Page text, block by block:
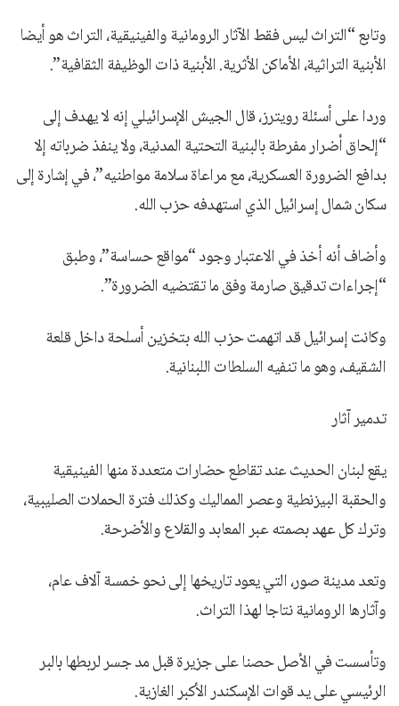
وتابع “التراث ليس فقط الآثار الرومانية والفينيقية، التراث هو أيضا
الأبنية التراثية، الأماكن الأثرية. الأبنية ذات الوظيفة الثقافية”.
وردا على أسئلة رويترز، قال الجيش الإسرائيلي إنه لا يهدف إلى
“إلحاق أضرار مفرطة بالبنية التحتية المدنية، ولا ينفذ ضرباته إلا
بدافع الضرورة العسكرية، مع مراعاة سلامة مواطنيه”، في إشارة إلى
سكان شمال إسرائيل الذي استهدفه حزب الله.
وأضاف أنه أخذ في الاعتبار وجود “مواقع حساسة”، وطبق
“إجراءات تدقيق صارمة وفق ما تقتضيه الضرورة”.
وكانت إسرائيل قد اتهمت حزب الله بتخزين أسلحة داخل قلعة
الشقيف، وهو ما تنفيه السلطات اللبنانية.
تدمير آثار
يقع لبنان الحديث عند تقاطع حضارات متعددة منها الفينيقية
والحقبة البيزنطية وعصر المماليك وكذلك فترة الحملات الصليبية،
وترك كل عهد بصمته عبر المعابد والقلاع والأضرحة.
وتعد مدينة صور، التي يعود تاريخها إلى نحو خمسة آلاف عام،
وآثارها الرومانية نتاجا لهذا التراث.
وتأسست في الأصل حصنا على جزيرة قبل مد جسر لربطها بالبر
الرئيسي على يد قوات الإسكندر الأكبر الغازية.